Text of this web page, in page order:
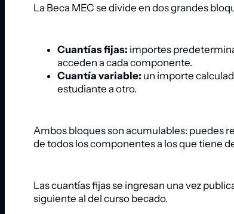
La Beca MEC se divide en dos grandes
Cuantías fijas: importes
acceden a cada componente.
Cuantía variable: un importe
estudiante a otro.
Ambos bloques son acumulables: puedes
de todos los componentes a los que tiene
Las cuantías fijas se ingresan una vez
siguiente al del curso becado.